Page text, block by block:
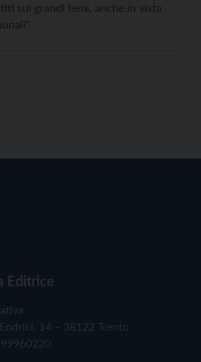
sui grandi temi, anche in vista
Editrice
14 – 38122 Trento